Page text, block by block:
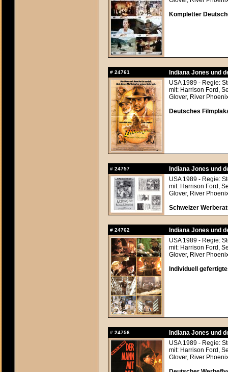
Kompletter
# 24761
Indiana Jones und
USA 1989 - Regie:
mit: Harrison Ford,
Glover, River
Deutsches
# 24757
Indiana Jones und
USA 1989 - Regie:
mit: Harrison Ford,
Glover, River
Schweizer
# 24762
Indiana Jones und
USA 1989 - Regie:
mit: Harrison Ford,
Glover, River
Individuell
# 24756
Indiana Jones und
USA 1989 - Regie:
mit: Harrison Ford,
Glover, River